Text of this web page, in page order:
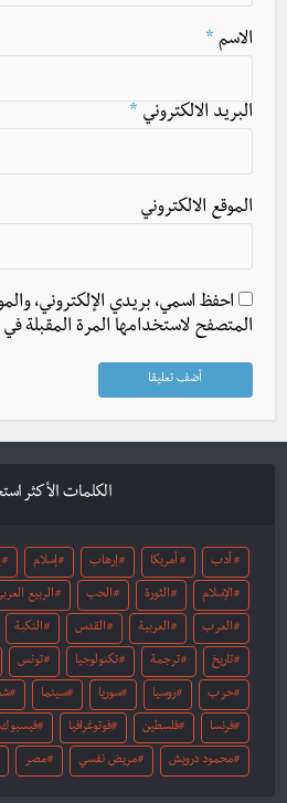
الاسم *
البريد الالكتروني *
الموقع الالكتروني
احفظ اسمي، بريدي الإلكتروني،
المتصفح لاستخدامها المرة المقبلة
الكلمات الأكثر
أدب أمريكا إرهاب إسلام
الإسلام الثورة الحب الربيع
العرب العربية القدس النكبة
تاريخ ترجمة تكنولوجيا تونس
حرب روسيا سوريا سينما
فرنسا فلسطين فوتوغرافيا فيسبوك
محمود درويش مريض نفسي مصر